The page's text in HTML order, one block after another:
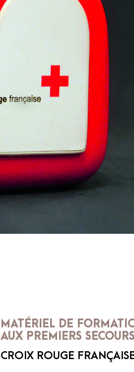
MATÉRIEL DE
AUX PREMIERS SECOURS
CROIX ROUGE